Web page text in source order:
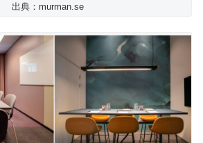
出典：murman.se